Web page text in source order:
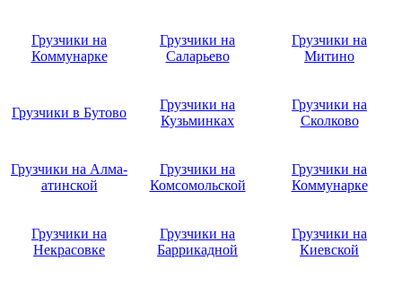
Грузчики на
Коммунарке
Грузчики на
Саларьево
Грузчики на
Митино
Грузчики в Бутово
Грузчики на
Кузьминках
Грузчики на
Сколково
Грузчики на Алма-
атинской
Грузчики на
Комсомольской
Грузчики на
Коммунарке
Грузчики на
Некрасовке
Грузчики на
Баррикадной
Грузчики на
Киевской